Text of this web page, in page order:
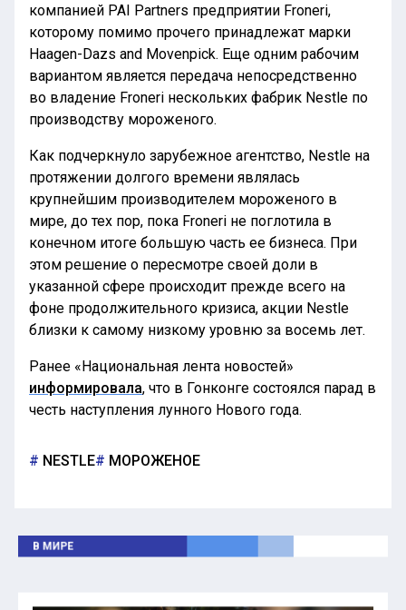
компанией PAI Partners предприятии Froneri,
которому помимо прочего принадлежат марки
Haagen-Dazs and Movenpick. Еще одним рабочим
вариантом является передача непосредственно
во владение Froneri нескольких фабрик Nestle по
производству мороженого.
Как подчеркнуло зарубежное агентство, Nestle на
протяжении долгого времени являлась
крупнейшим производителем мороженого в
мире, до тех пор, пока Froneri не поглотила в
конечном итоге большую часть ее бизнеса. При
этом решение о пересмотре своей доли в
указанной сфере происходит прежде всего на
фоне продолжительного кризиса, акции Nestle
близки к самому низкому уровню за восемь лет.
Ранее «Национальная лента новостей»
информировала, что в Гонконге состоялся парад в
честь наступления лунного Нового года.
NESTLE МОРОЖЕНОЕ
В МИРЕ